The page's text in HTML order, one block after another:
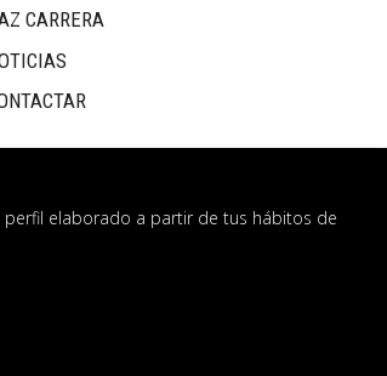
CARRERA
elaborado a partir de tus hábitos de